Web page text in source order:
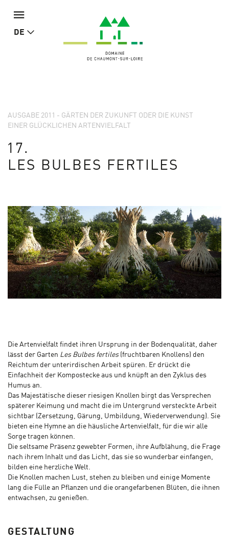
DE
AUSGABE 2011 - GÄRTEN DER ZUKUNFT ODER DIE KUNST
EINER GLÜCKLICHEN ARTENVIELFALT
17.
LES BULBES FERTILES
Die Artenvielfalt findet ihren Ursprung in der Bodenqualität, daher
lässt der Garten Les Bulbes fertiles(fruchtbaren Knollens) den
Reichtum der unterirdischen Arbeit spüren. Er drückt die
Einfachheit der Kompostecke aus und knüpft an den Zyklus des
Humus an.
Das Majestätische dieser riesigen Knollen birgt das Versprechen
späterer Keimung und macht die im Untergrund versteckte Arbeit
sichtbar (Zersetzung, Gärung, Umbildung, Wiederverwendung). Sie
bieten eine Hymne an die häusliche Artenvielfalt, für die wir alle
Sorge tragen können.
Die seltsame Präsenz gewebter Formen, ihre Aufblähung, die Frage
nach ihrem Inhalt und das Licht, das sie so wunderbar einfangen,
bilden eine herzliche Welt.
Die Knollen machen Lust, stehen zu bleiben und einige Momente
lang die Fülle an Pflanzen und die orangefarbenen Blüten, die ihnen
entwachsen, zu genießen.
GESTALTUNG